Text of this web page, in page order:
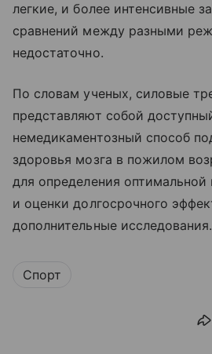
легкие, и более интенсивные
сравнений между разными
недостаточно.
По словам ученых, силовые
представляют собой
немедикаментозный способ
здоровья мозга в пожилом
для определения
и оценки долгосрочного
дополнительные исследования.
Спорт